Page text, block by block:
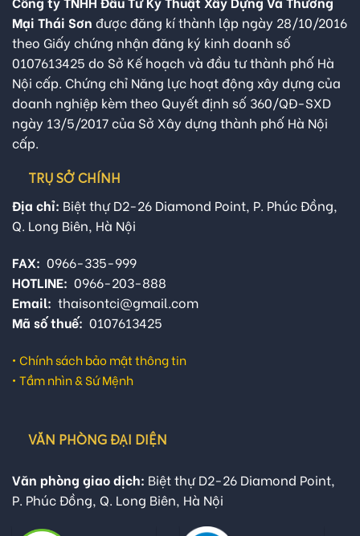
Mại Thái Sơn được đăng kí thành lập ngày 28/10/2016
theo Giấy chứng nhận đăng ký kinh doanh số
0107613425 do Sở Kế hoạch và đầu tư thành phố Hà
Nội cấp. Chứng chỉ Năng lực hoạt động xây dựng của
doanh nghiệp kèm theo Quyết định số 360/QĐ-SXD
ngày 13/5/2017 của Sở Xây dựng thành phố Hà Nội
cấp.
TRỤ SỞ CHÍNH
Địa chỉ: Biệt thự D2-26 Diamond Point, P. Phúc Đồng,
Q. Long Biên, Hà Nội
FAX: 0966-335-999
HOTLINE: 0966-203-888
Email: thaisontci@gmail.com
Mã số thuế: 0107613425
• Chính sách bảo mật thông tin
• Tầm nhìn & Sứ Mệnh
VĂN PHÒNG ĐẠI DIỆN
Văn phòng giao dịch: Biệt thự D2-26 Diamond Point,
P. Phúc Đồng, Q. Long Biên, Hà Nội